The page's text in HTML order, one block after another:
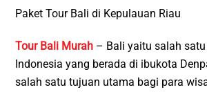
Paket Tour Bali di Kepulauan Riau
Tour Bali Murah – Bali yaitu salah
Indonesia yang berada di ibukota
salah satu tujuan utama bagi para